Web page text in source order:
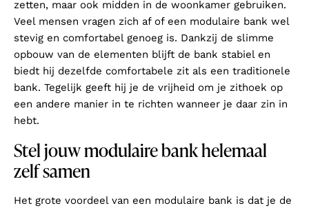
zetten, maar ook midden in de woonkamer gebruiken.
Veel mensen vragen zich af of een modulaire bank wel
stevig en comfortabel genoeg is. Dankzij de slimme
opbouw van de elementen blijft de bank stabiel en
biedt hij dezelfde comfortabele zit als een traditionele
bank. Tegelijk geeft hij je de vrijheid om je zithoek op
een andere manier in te richten wanneer je daar zin in
hebt.
Stel jouw modulaire bank helemaal
zelf samen
Het grote voordeel van een modulaire bank is dat je de